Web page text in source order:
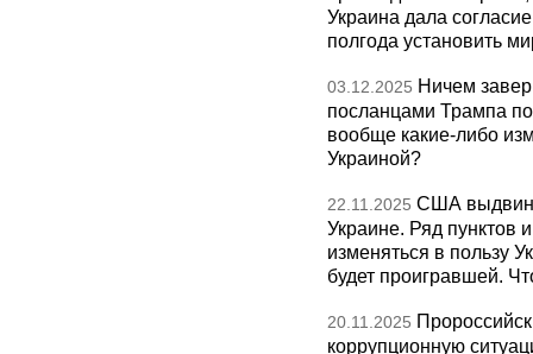
Украина дала
полгода установить
03.12.2025 Ничем
посланцами Трампа
вообще какие-либо
Украиной?
22.11.2025 США
Украине. Ряд пунктов
изменяться в пользу
будет проигравшей.
20.11.2025
коррупционную